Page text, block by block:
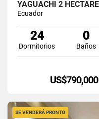
Ecuador
24
Dormitorios
0
Baños
US$790,000
SE VENDERÁ PRONTO